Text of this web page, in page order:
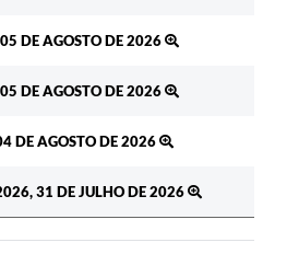
DE AGOSTO DE 2026
DE AGOSTO DE 2026
DE AGOSTO DE 2026
31 DE JULHO DE 2026